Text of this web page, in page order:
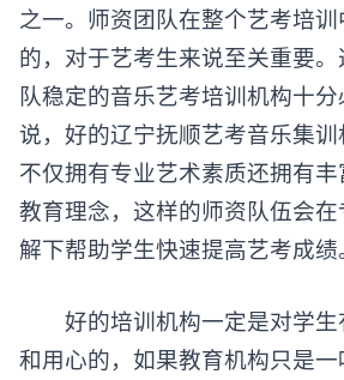
之一。师资团队在整个艺考培
的，对于艺考生来说至关重要
队稳定的音乐艺考培训机构十
说，好的辽宁抚顺艺考音乐集
不仅拥有专业艺术素质还拥有
教育理念，这样的师资队伍会
解下帮助学生快速提高艺考成绩
好的培训机构一定是对学生
和用心的，如果教育机构只是